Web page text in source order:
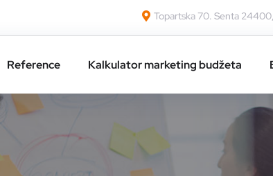
Topartska 70. Senta
Reference Kalkulator marketing budžeta